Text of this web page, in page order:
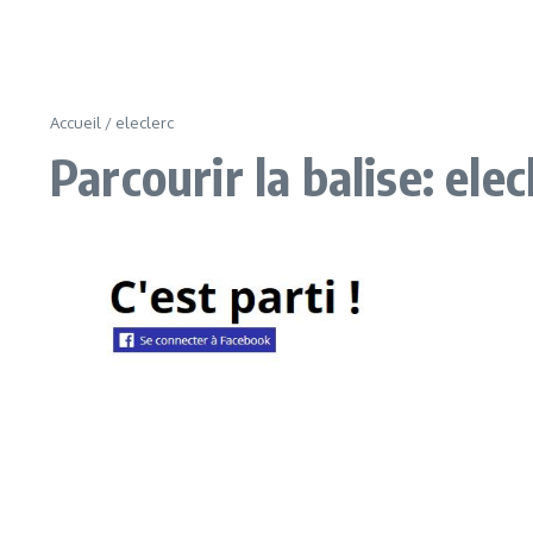
Accueil / eleclerc
Parcourir la balise: